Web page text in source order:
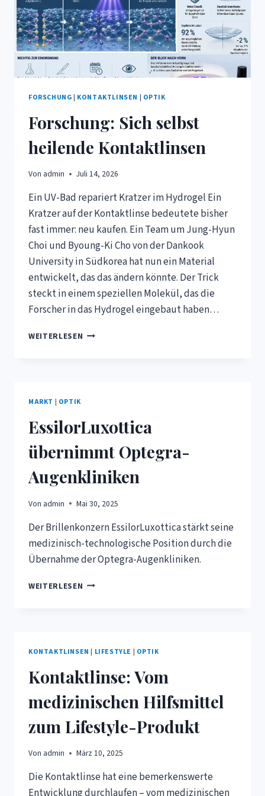
FORSCHUNG | KONTAKTLINSEN | OPTIK
Forschung: Sich selbst
heilende Kontaktlinsen
Von admin Juli 14, 2026
Ein UV-Bad repariert Kratzer im Hydrogel Ein
Kratzer auf der Kontaktlinse bedeutete bisher
fast immer: neu kaufen. Ein Team um Jung-Hyun
Choi und Byoung-Ki Cho von der Dankook
University in Südkorea hat nun ein Material
entwickelt, das das ändern könnte. Der Trick
steckt in einem speziellen Molekül, das die
Forscher in das Hydrogel eingebaut haben…
WEITERLESEN FORSCHUNG:
MARKT | OPTIK
EssilorLuxottica
übernimmt Optegra-
Augenkliniken
Von admin Mai 30, 2025
Der Brillenkonzern EssilorLuxottica stärkt seine
medizinisch-technologische Position durch die
Übernahme der Optegra-Augenkliniken.
WEITERLESEN ESSILORLUXOTTICA
KONTAKTLINSEN | LIFESTYLE | OPTIK
Kontaktlinse: Vom
medizinischen Hilfsmittel
zum Lifestyle-Produkt
Von admin März 10, 2025
Die Kontaktlinse hat eine bemerkenswerte
Entwicklung durchlaufen – vom medizinischen